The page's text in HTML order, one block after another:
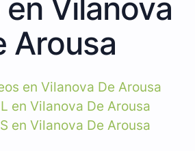
Vilanova
Arousa
en Vilanova De Arousa
en Vilanova De Arousa
en Vilanova De Arousa